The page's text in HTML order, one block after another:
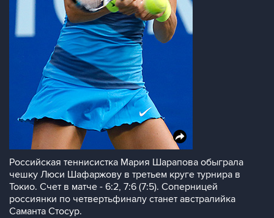
Российская теннисистка Мария Шарапова обыграла
чешку Люси Шафаржову в третьем круге турнира в
Токио. Счет в матче - 6:2, 7:6 (7:5). Соперницей
россиянки по четвертьфиналу станет австралийка
Саманта Стосур.